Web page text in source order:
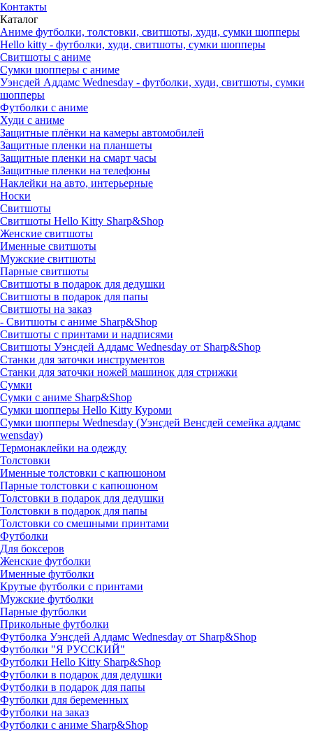
Контакты
Каталог
Аниме футболки, толстовки, свитшоты, худи, сумки шопперы
Hello kitty - футболки, худи, свитшоты, сумки шопперы
Свитшоты с аниме
Сумки шопперы с аниме
Уэнсдей Аддамс Wednesday - футболки, худи, свитшоты, сумки
шопперы
Футболки с аниме
Худи с аниме
Защитные плёнки на камеры автомобилей
Защитные пленки на планшеты
Защитные пленки на смарт часы
Защитные пленки на телефоны
Наклейки на авто, интерьерные
Носки
Свитшоты
Cвитшоты Hello Kitty Sharp&Shop
Женские свитшоты
Именные свитшоты
Мужские свитшоты
Парные свитшоты
Свитшоты в подарок для дедушки
Свитшоты в подарок для папы
Свитшоты на заказ
- Свитшоты с аниме Sharp&Shop
Свитшоты с принтами и надписями
Свитшоты Уэнсдей Аддамс Wednesday от Sharp&Shop
Станки для заточки инструментов
Станки для заточки ножей машинок для стрижки
Сумки
Сумки с аниме Sharp&Shop
Сумки шопперы Hello Kitty Куроми
Сумки шопперы Wednesday (Уэнсдей Венсдей семейка аддамс
wensday)
Термонаклейки на одежду
Толстовки
Именные толстовки с капюшоном
Парные толстовки с капюшоном
Толстовки в подарок для дедушки
Толстовки в подарок для папы
Толстовки со смешными принтами
Футболки
Для боксеров
Женские футболки
Именные футболки
Крутые футболки с принтами
Мужские футболки
Парные футболки
Прикольные футболки
Футболка Уэнсдей Аддамс Wednesday от Sharp&Shop
Футболки "Я РУССКИЙ"
Футболки Hello Kitty Sharp&Shop
Футболки в подарок для дедушки
Футболки в подарок для папы
Футболки для беременных
Футболки на заказ
Футболки с аниме Sharp&Shop